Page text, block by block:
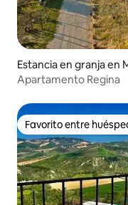
Estancia en granja en
Apartamento Regina
Favorito entre
Favorito entre